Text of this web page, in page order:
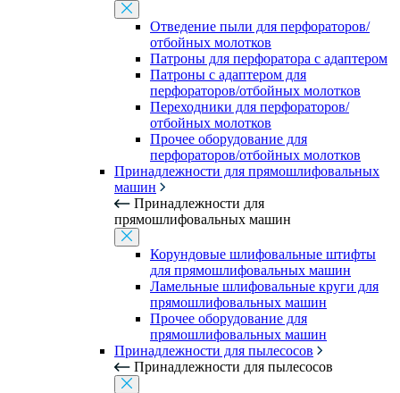
Отведение пыли для перфораторов/
отбойных молотков
Патроны для перфоратора с адаптером
Патроны с адаптером для
перфораторов/отбойных молотков
Переходники для перфораторов/
отбойных молотков
Прочее оборудование для
перфораторов/отбойных молотков
Принадлежности для прямошлифовальных
машин
Принадлежности для
прямошлифовальных машин
Корундовые шлифовальные штифты
для прямошлифовальных машин
Ламельные шлифовальные круги для
прямошлифовальных машин
Прочее оборудование для
прямошлифовальных машин
Принадлежности для пылесосов
Принадлежности для пылесосов